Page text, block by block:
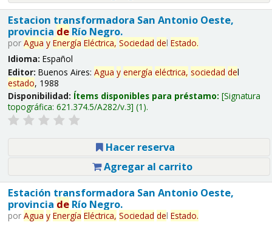
Estacion transformadora San Antonio Oeste,
provincia deRío Negro.
por Agua y Energía Eléctrica, Sociedad del Estado.
Idioma: Español
Editor: Buenos Aires: Agua y energía eléctrica, sociedad del
estado, 1988
Disponibilidad: Ítems disponibles para préstamo: Signatura
topográfica: 621.374.5/A282/v.3 (1).
Hacer reserva
Agregar al carrito
Estación transformadora San Antonio Oeste,
provincia deRío Negro.
por Agua y Energía Eléctrica, Sociedad del Estado.